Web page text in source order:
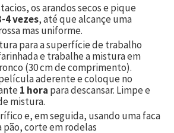
os arandos secos e pique
4 vezes, até que alcançe uma
mas uniforme.
para a superfície de trabalho
e trabalhe a mistura em
(30 cm de comprimento).
aderente e coloque no
1 hora para descansar. Limpe e
mistura.
e, em seguida, usando uma faca
pão, corte em rodelas